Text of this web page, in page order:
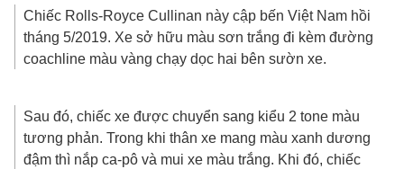
Chiếc Rolls-Royce Cullinan này cập bến Việt Nam hồi
tháng 5/2019. Xe sở hữu màu sơn trắng đi kèm đường
coachline màu vàng chạy dọc hai bên sườn xe.
Sau đó, chiếc xe được chuyển sang kiểu 2 tone màu
tương phản. Trong khi thân xe mang màu xanh dương
đậm thì nắp ca-pô và mui xe màu trắng. Khi đó, chiếc